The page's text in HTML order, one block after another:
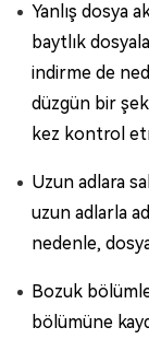
Yanlış dosya
baytlık
indirme de
düzgün bir
kez kontrol
Uzun adlara
uzun adlarla
nedenle,
Bozuk
bölümüne